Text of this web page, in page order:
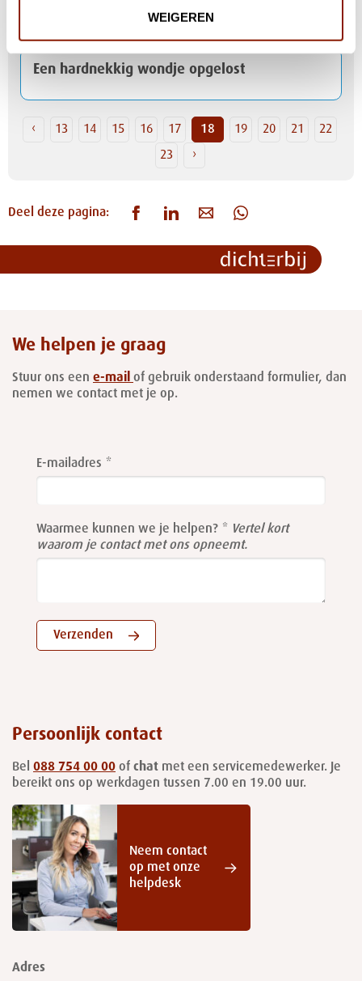
WEIGEREN
Een hardnekkig wondje opgelost
‹ 13 14 15 16 17 18 19 20 21
22
23
›
Deel deze pagina:
We helpen je graag
Stuur ons een e-mail of gebruik onderstaand formulier, dan
nemen we contact met je op.
this
field
E-mailadres
Waarmee kunnen we je helpen?
Vertel kort
waarom je contact met ons opneemt.
Verzenden
Persoonlijk contact
Bel 088 754 00 00 of chat met een servicemedewerker. Je
bereikt ons op werkdagen tussen 7.00 en 19.00 uur.
Neem contact
op met onze
helpdesk
Adres